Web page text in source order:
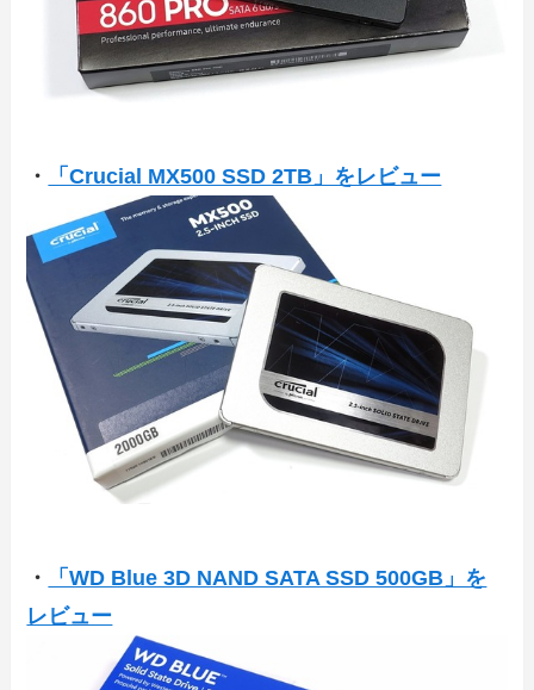
・ 「Crucial MX500 SSD 2TB」をレビュー
・
「WD Blue 3D NAND SATA SSD 500GB」を
レビュー